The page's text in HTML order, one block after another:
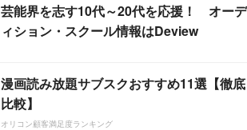
芸能界を志す10代～20代を応援！ オーデ
ィション・スクール情報はDeview
漫画読み放題サブスクおすすめ11選【徹底
比較】
オリコン顧客満足度ランキング